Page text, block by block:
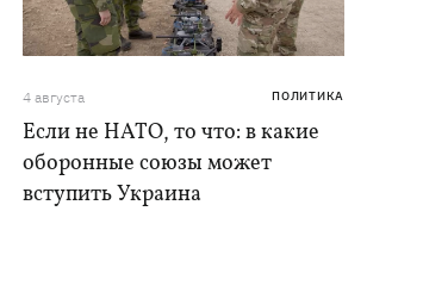
4 августа ПОЛИТИКА
Если не НАТО, то что: в какие
оборонные союзы может
вступить Украина